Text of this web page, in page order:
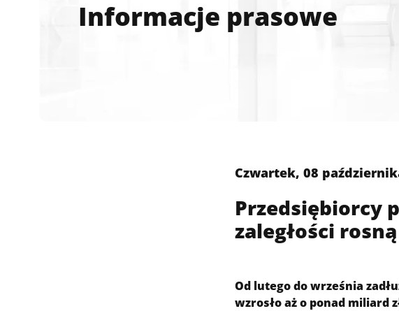
Informacje prasowe
Czwartek, 08
Przedsiębiorcy
zaległości rosną
Od lutego do września
wzrosło aż o ponad miliard